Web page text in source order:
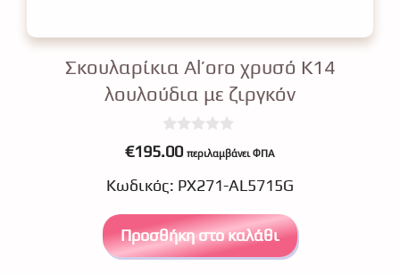
Σκουλαρίκια Αl’oro χρυσό Κ14
λουλούδια με ζιργκόν
0
o
t
o
5
€195.00 περιλαμβάνει ΦΠΑ
Κωδικός: ΡΧ271-AL5715G
Προσθήκη στο καλάθι